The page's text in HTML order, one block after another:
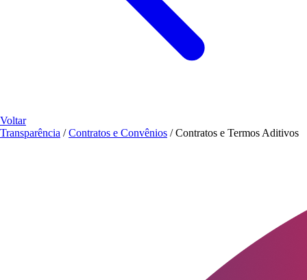
Voltar
Transparência / Contratos e Convênios / Contratos e Termos Aditivos